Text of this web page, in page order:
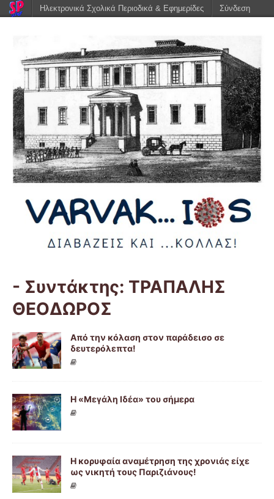
- Συντάκτης: ΤΡΑΠΑΛΗΣ
ΘΕΟΔΩΡΟΣ
Από την κόλαση στον παράδεισο σε
δευτερόλεπτα!
Η «Μεγάλη Ιδέα» του σήμερα
Η κορυφαία αναμέτρηση της χρονιάς είχε
ως νικητή τους Παριζιάνους!
Ηλεκτρονικά Σχολικά Περιοδικά & Εφημερίδες Σύνδεση